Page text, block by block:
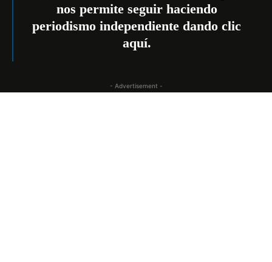
nos permite seguir haciendo
periodismo independiente dando clic
aquí.
- Advertisement -